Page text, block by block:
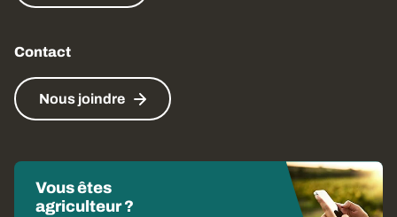
Contact
Nous joindre
Vous êtes
agriculteur ?